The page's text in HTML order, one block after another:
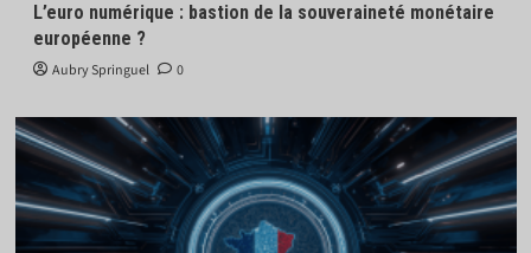
L’euro numérique : bastion de la souveraineté monétaire
européenne ?
Aubry Springuel 0